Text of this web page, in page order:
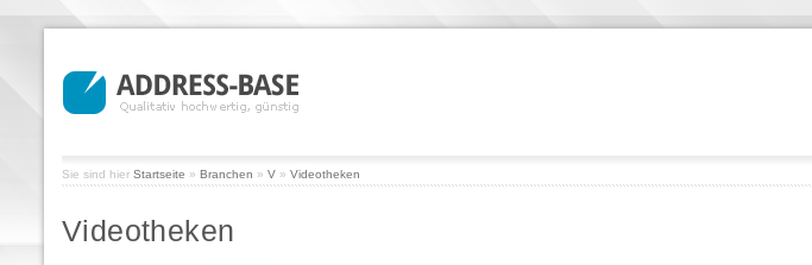
Sie sind hier Startseite » Branchen » V » Videotheken
Videotheken